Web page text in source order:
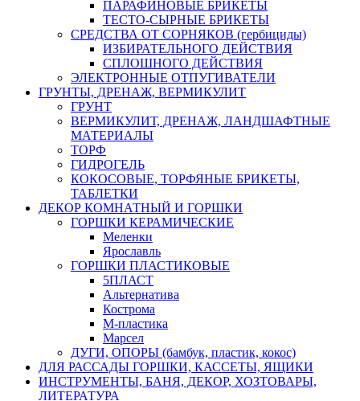
ПАРАФИНОВЫЕ БРИКЕТЫ
ТЕСТО-СЫРНЫЕ БРИКЕТЫ
СРЕДСТВА ОТ СОРНЯКОВ (гербициды)
ИЗБИРАТЕЛЬНОГО ДЕЙСТВИЯ
СПЛОШНОГО ДЕЙСТВИЯ
ЭЛЕКТРОННЫЕ ОТПУГИВАТЕЛИ
ГРУНТЫ, ДРЕНАЖ, ВЕРМИКУЛИТ
ГРУНТ
ВЕРМИКУЛИТ, ДРЕНАЖ, ЛАНДШАФТНЫЕ
МАТЕРИАЛЫ
ТОРФ
ГИДРОГЕЛЬ
КОКОСОВЫЕ, ТОРФЯНЫЕ БРИКЕТЫ,
ТАБЛЕТКИ
ДЕКОР КОМНАТНЫЙ И ГОРШКИ
ГОРШКИ КЕРАМИЧЕСКИЕ
Меленки
Ярославль
ГОРШКИ ПЛАСТИКОВЫЕ
5ПЛАСТ
Альтернатива
Кострома
М-пластика
Марсел
ДУГИ, ОПОРЫ (бамбук, пластик, кокос)
ДЛЯ РАССАДЫ ГОРШКИ, КАССЕТЫ, ЯЩИКИ
ИНСТРУМЕНТЫ, БАНЯ, ДЕКОР, ХОЗТОВАРЫ,
ЛИТЕРАТУРА